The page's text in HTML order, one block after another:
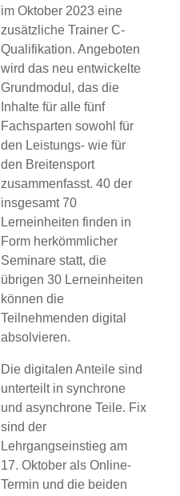
im Oktober 2023 eine
zusätzliche Trainer C-
Qualifikation. Angeboten
wird das neu entwickelte
Grundmodul, das die
Inhalte für alle fünf
Fachsparten sowohl für
den Leistungs- wie für
den Breitensport
zusammenfasst. 40 der
insgesamt 70
Lerneinheiten finden in
Form herkömmlicher
Seminare statt, die
übrigen 30 Lerneinheiten
können die
Teilnehmenden digital
absolvieren.
Die digitalen Anteile sind
unterteilt in synchrone
und asynchrone Teile. Fix
sind der
Lehrgangseinstieg am
17. Oktober als Online-
Termin und die beiden